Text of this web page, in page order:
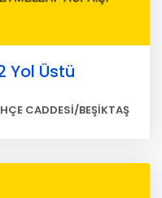
Yol Üstü
CADDESİ/BEŞİKTAŞ